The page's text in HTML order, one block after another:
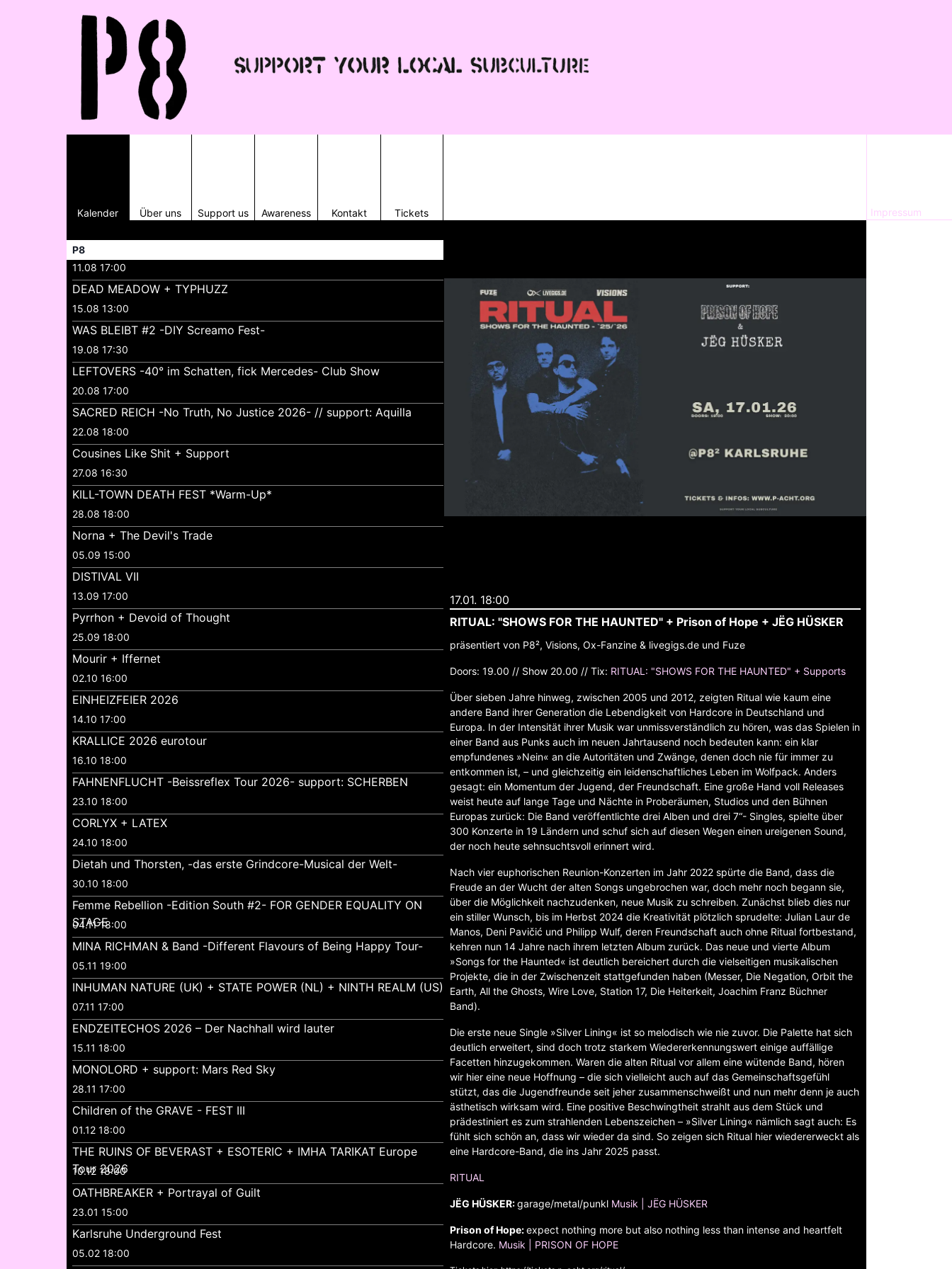
Kalender Über uns Support us Awareness Kontakt Tickets
P8
11.08 17:00
DEAD MEADOW + TYPHUZZ
15.08 13:00
WAS BLEIBT #2 -DIY Screamo Fest-
19.08 17:30
LEFTOVERS -40° im Schatten, fick Mercedes- Club Show
20.08 17:00
SACRED REICH -No Truth, No Justice 2026- // support: Aquilla
22.08 18:00
Cousines Like Shit + Support
27.08 16:30
KILL-TOWN DEATH FEST *Warm-Up*
28.08 18:00
Norna + The Devil's Trade
05.09 15:00
DISTIVAL VII
13.09 17:00
Pyrrhon + Devoid of Thought
25.09 18:00
Mourir + Iffernet
02.10 16:00
EINHEIZFEIER 2026
14.10 17:00
KRALLICE 2026 eurotour
16.10 18:00
FAHNENFLUCHT -Beissreflex Tour 2026- support: SCHERBEN
23.10 18:00
CORLYX + LATEX
24.10 18:00
Dietah und Thorsten, -das erste Grindcore-Musical der Welt-
30.10 18:00
Femme Rebellion -Edition South #2- FOR GENDER EQUALITY ON
STAGE
04.11 18:00
MINA RICHMAN & Band -Different Flavours of Being Happy Tour-
05.11 19:00
INHUMAN NATURE (UK) + STATE POWER (NL) + NINTH REALM (US)
07.11 17:00
ENDZEITECHOS 2026 – Der Nachhall wird lauter
15.11 18:00
MONOLORD + support: Mars Red Sky
28.11 17:00
Children of the GRAVE - FEST III
01.12 18:00
THE RUINS OF BEVERAST + ESOTERIC + IMHA TARIKAT Europe
Tour 2026
10.12 18:00
OATHBREAKER + Portrayal of Guilt
23.01 15:00
Karlsruhe Underground Fest
05.02 18:00
17.01. 18:00
RITUAL: "SHOWS FOR THE HAUNTED" + Prison of Hope + JËG HÜSKER
präsentiert von P8², Visions, Ox-Fanzine & livegigs.de und Fuze
Doors: 19.00 // Show 20.00 // Tix: RITUAL: "SHOWS FOR THE HAUNTED" + Supports
Über sieben Jahre hinweg, zwischen 2005 und 2012, zeigten Ritual wie kaum eine
andere Band ihrer Generation die Lebendigkeit von Hardcore in Deutschland und
Europa. In der Intensität ihrer Musik war unmissverständlich zu hören, was das Spielen in
einer Band aus Punks auch im neuen Jahrtausend noch bedeuten kann: ein klar
empfundenes »Nein« an die Autoritäten und Zwänge, denen doch nie für immer zu
entkommen ist, – und gleichzeitig ein leidenschaftliches Leben im Wolfpack. Anders
gesagt: ein Momentum der Jugend, der Freundschaft. Eine große Hand voll Releases
weist heute auf lange Tage und Nächte in Proberäumen, Studios und den Bühnen
Europas zurück: Die Band veröffentlichte drei Alben und drei 7“- Singles, spielte über
300 Konzerte in 19 Ländern und schuf sich auf diesen Wegen einen ureigenen Sound,
der noch heute sehnsuchtsvoll erinnert wird.
Nach vier euphorischen Reunion-Konzerten im Jahr 2022 spürte die Band, dass die
Freude an der Wucht der alten Songs ungebrochen war, doch mehr noch begann sie,
über die Möglichkeit nachzudenken, neue Musik zu schreiben. Zunächst blieb dies nur
ein stiller Wunsch, bis im Herbst 2024 die Kreativität plötzlich sprudelte: Julian Laur de
Manos, Deni Pavičić und Philipp Wulf, deren Freundschaft auch ohne Ritual fortbestand,
kehren nun 14 Jahre nach ihrem letzten Album zurück. Das neue und vierte Album
»Songs for the Haunted« ist deutlich bereichert durch die vielseitigen musikalischen
Projekte, die in der Zwischenzeit stattgefunden haben (Messer, Die Negation, Orbit the
Earth, All the Ghosts, Wire Love, Station 17, Die Heiterkeit, Joachim Franz Büchner
Band).
Die erste neue Single »Silver Lining« ist so melodisch wie nie zuvor. Die Palette hat sich
deutlich erweitert, sind doch trotz starkem Wiedererkennungswert einige auffällige
Facetten hinzugekommen. Waren die alten Ritual vor allem eine wütende Band, hören
wir hier eine neue Hoffnung – die sich vielleicht auch auf das Gemeinschaftsgefühl
stützt, das die Jugendfreunde seit jeher zusammenschweißt und nun mehr denn je auch
ästhetisch wirksam wird. Eine positive Beschwingtheit strahlt aus dem Stück und
prädestiniert es zum strahlenden Lebenszeichen – »Silver Lining« nämlich sagt auch: Es
fühlt sich schön an, dass wir wieder da sind. So zeigen sich Ritual hier wiedererweckt als
eine Hardcore-Band, die ins Jahr 2025 passt.
RITUAL
JËG HÜSKER:garage/metal/punkl Musik | JËG HÜSKER
Prison of Hope:expect nothing more but also nothing less than intense and heartfelt
Hardcore. Musik | PRISON OF HOPE
Impressum